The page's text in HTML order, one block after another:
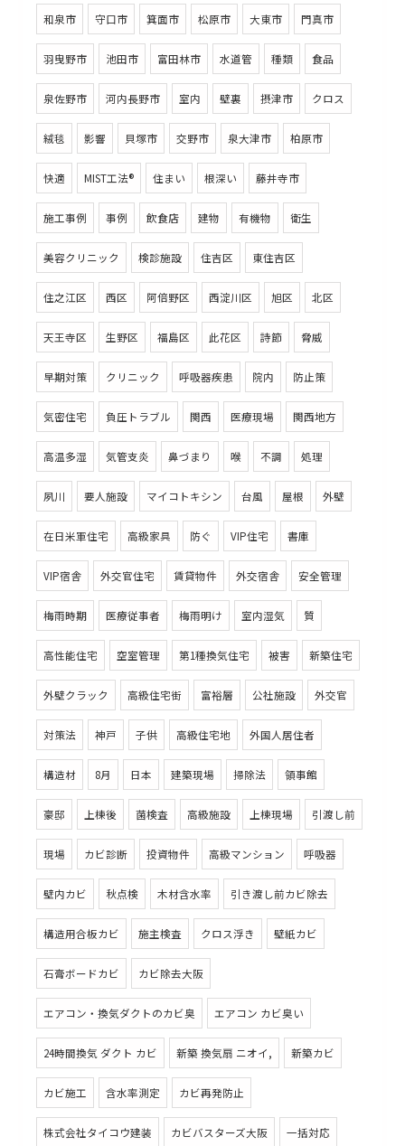
和泉市 守口市 箕面市 松原市 大東市 門真市
羽曳野市 池田市 富田林市 水道管 種類 食品
泉佐野市 河内長野市 室内 壁裏 摂津市 クロス
絨毯 影響 貝塚市 交野市 泉大津市 柏原市
快適 MIST工法® 住まい 根深い 藤井寺市
施工事例 事例 飲食店 建物 有機物 衛生
美容クリニック 検診施設 住吉区 東住吉区
住之江区 西区 阿倍野区 西淀川区 旭区 北区
天王寺区 生野区 福島区 此花区 詩節 脅威
早期対策 クリニック 呼吸器疾患 院内 防止策
気密住宅 負圧トラブル 関西 医療現場 関西地方
高温多湿 気管支炎 鼻づまり 喉 不調 処理
夙川 要人施設 マイコトキシン 台風 屋根 外壁
在日米軍住宅 高級家具 防ぐ VIP住宅 書庫
VIP宿舎 外交官住宅 賃貸物件 外交宿舎 安全管理
梅雨時期 医療従事者 梅雨明け 室内湿気 質
高性能住宅 空室管理 第1種換気住宅 被害 新築住宅
外壁クラック 高級住宅街 富裕層 公社施設 外交官
対策法 神戸 子供 高級住宅地 外国人居住者
構造材 8月 日本 建築現場 掃除法 領事館
豪邸 上棟後 菌検査 高級施設 上棟現場 引渡し前
現場 カビ診断 投資物件 高級マンション 呼吸器
壁内カビ 秋点検 木材含水率 引き渡し前カビ除去
構造用合板カビ 施主検査 クロス浮き 壁紙カビ
石膏ボードカビ カビ除去大阪
エアコン・換気ダクトのカビ臭 エアコン カビ臭い
24時間換気 ダクト カビ 新築 換気扇 ニオイ, 新築カビ
カビ施工 含水率測定 カビ再発防止
株式会社タイコウ建装 カビバスターズ大阪 一括対応